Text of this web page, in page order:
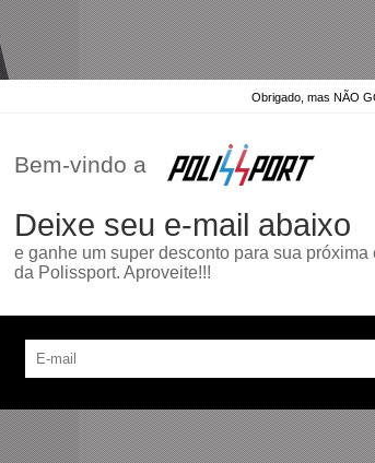
Obrigado, mas NÃO
Bem-vindo a
Deixe seu e-mail abaixo
e ganhe um super desconto para sua próxima
da Polissport. Aproveite!!!